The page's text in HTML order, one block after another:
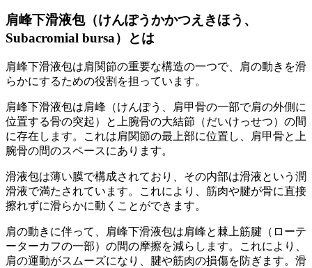
肩峰下滑液包（けんぽうかかつえきほう、
Subacromial bursa）とは
肩峰下滑液包は肩関節の重要な構造の一つで、肩の動きを滑
らかにするための役割を担っています。
肩峰下滑液包は肩峰（けんぽう、肩甲骨の一部で肩の外側に
位置する骨の突起）と上腕骨の大結節（だいけっせつ）の間
に存在します。これは肩関節の最上部に位置し、肩甲骨と上
腕骨の間のスペースにあります。
滑液包は薄い膜で構成されており、その内部は滑液という潤
滑液で満たされています。これにより、筋肉や腱が骨に直接
擦れずに滑らかに動くことができます。
肩の動きに伴って、肩峰下滑液包は肩峰と棘上筋腱（ローテ
ーターカフの一部）の間の摩擦を減らします。これにより、
肩の運動がスムーズになり、腱や筋肉の損傷を防ぎます。滑